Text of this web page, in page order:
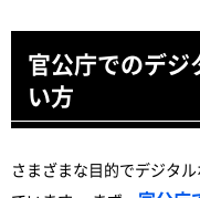
官公庁でのデ
い方
さまざまな目的でデジタ